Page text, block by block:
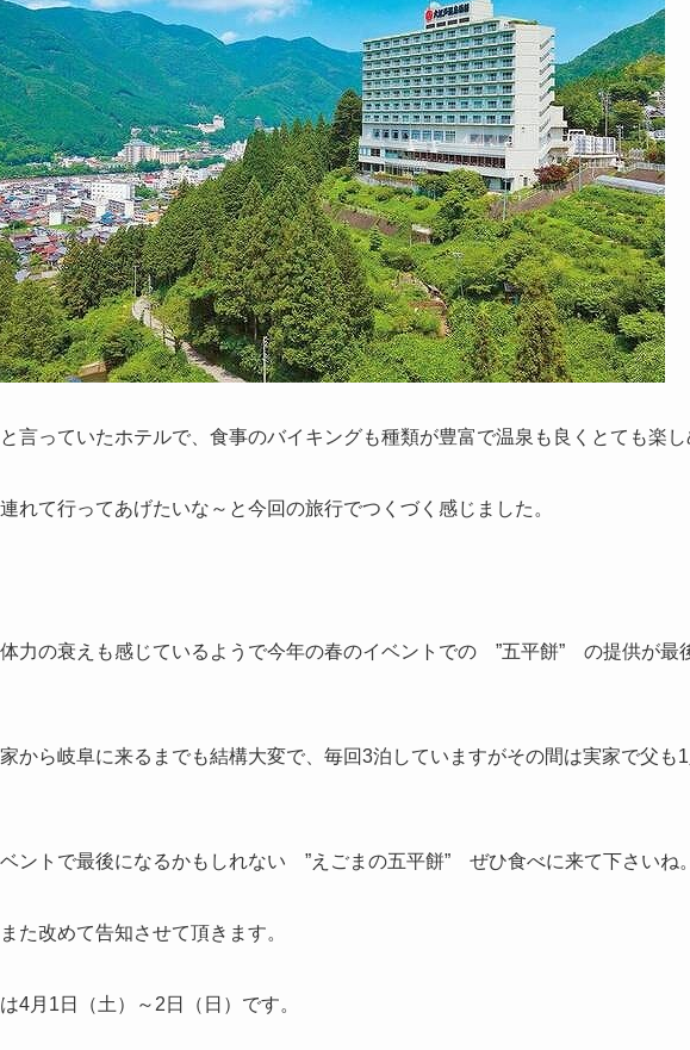
言っていたホテルで、食事のバイキングも種類が豊富で温泉も良くとても楽し
れて行ってあげたいな～と今回の旅行でつくづく感じました。
力の衰えも感じているようで今年の春のイベントでの ”五平餅” の提供が最
から岐阜に来るまでも結構大変で、毎回3泊していますがその間は実家で父も
ントで最後になるかもしれない ”えごまの五平餅” ぜひ食べに来て下さいね。
た改めて告知させて頂きます。
4月1日（土）～2日（日）です。